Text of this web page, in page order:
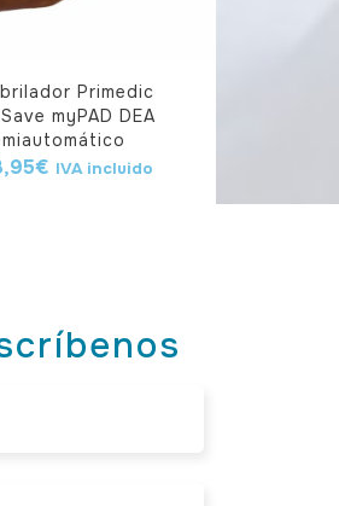
Primedic
myPAD DEA
€ IVA incluido